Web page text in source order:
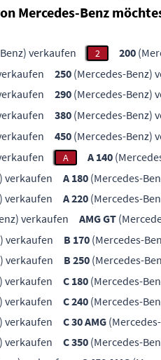
Mercedes-Benz
verkaufen 2 200
250 (Mercedes-Benz)
290 (Mercedes-Benz)
380 (Mercedes-Benz)
450 (Mercedes-Benz)
A A 140
verkaufen A 180 (Mercedes-
verkaufen A 220 (Mercedes-
verkaufen AMG GT
verkaufen B 170 (Mercedes-
verkaufen B 250 (Mercedes-
verkaufen C 180 (Mercedes-
verkaufen C 240 (Mercedes-
verkaufen C 30 AMG
verkaufen C 350 (Mercedes-